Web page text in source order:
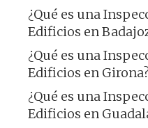
¿Qué es una
Edificios en
¿Qué es una
Edificios en Girona?
¿Qué es una
Edificios en